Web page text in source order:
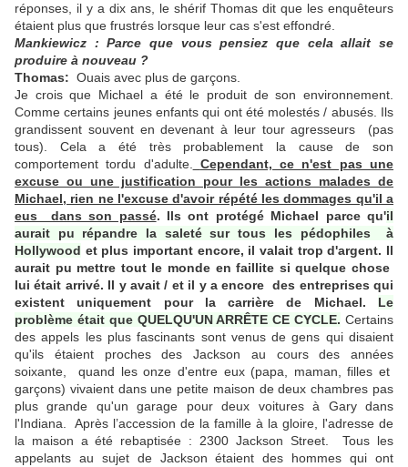
réponses, il y a dix ans, le shérif Thomas dit que les enquêteurs
étaient plus que frustrés lorsque leur cas s'est effondré.
Mankiewicz : Parce que vous pensiez que cela allait se
produire à nouveau ?
Thomas: Ouais avec plus de garçons.
Je crois que Michael a été le produit de son environnement.
Comme certains jeunes enfants qui ont été molestés / abusés. Ils
grandissent souvent en devenant à leur tour agresseurs (pas
tous). Cela a été très probablement la cause de son
comportement tordu d'adulte.
Cependant, ce n'est pas une
excuse ou une justification pour les actions malades de
Michael, rien ne l'excuse d'avoir répété les dommages qu'il a
eus dans son passé. Ils ont protégé Michael parce qu'il
aurait pu répandre la saleté sur tous les pédophiles à
Hollywood et plus important encore, il valait trop d'argent. Il
aurait pu mettre tout le monde en faillite si quelque chose
lui était arrivé. Il y avait / et il y a encore des entreprises qui
existent uniquement pour la carrière de Michael. Le
problème était que QUELQU'UN ARRÊTE CE CYCLE. Certains
des appels les plus fascinants sont venus de gens qui disaient
qu'ils étaient proches des Jackson au cours des années
soixante, quand les onze d'entre eux (papa, maman, filles et
garçons) vivaient dans une petite maison de deux chambres pas
plus grande qu'un garage pour deux voitures à Gary dans
l'Indiana. Après l’accession de la famille à la gloire, l'adresse de
la maison a été rebaptisée : 2300 Jackson Street. Tous les
appelants au sujet de Jackson étaient des hommes qui ont